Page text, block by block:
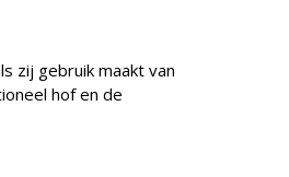
zij gebruik maakt van
hof en de